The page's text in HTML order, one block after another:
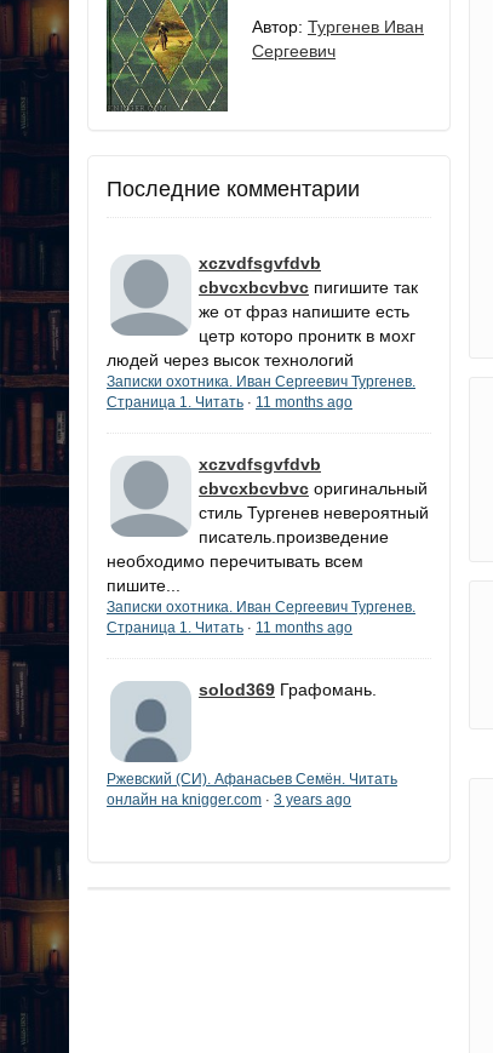
Автор: Тургенев Иван
Сергеевич
Последние комментарии
xczvdfsgvfdvb
cbvcxbcvbvc пигишите так
же от фраз напишите есть
цетр которо пронитк в мохг
людей через высок технологий
Записки охотника. Иван Сергеевич Тургенев.
Страница 1. Читать · 11 months ago
xczvdfsgvfdvb
cbvcxbcvbvc оригинальный
стиль Тургенев невероятный
писатель.произведение
необходимо перечитывать всем
пишите...
Записки охотника. Иван Сергеевич Тургенев.
Страница 1. Читать · 11 months ago
solod369 Графомань.
Ржевский (СИ). Афанасьев Семён. Читать
онлайн на knigger.com · 3 years ago